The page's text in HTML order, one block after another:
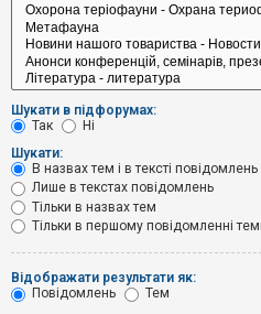
в
н
т
е
м
и
о
ш
Шукати в підфорумах:
Так
Ні
Шукати:
В назвах тем і в тексті повідомлень
Лише в текстах повідомлень
Тільки в назвах тем
Тільки в першому повідомленні
Відображати результати як:
Повідомлень
Тем